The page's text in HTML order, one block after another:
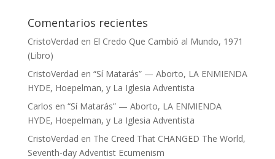
Comentarios recientes
CristoVerdad en El Credo Que Cambió al Mundo, 1971
(Libro)
CristoVerdad en “Sí Matarás” — Aborto, LA ENMIENDA
HYDE, Hoepelman, y La Iglesia Adventista
Carlos en “Sí Matarás” — Aborto, LA ENMIENDA
HYDE, Hoepelman, y La Iglesia Adventista
CristoVerdad en The Creed That CHANGED The World,
Seventh-day Adventist Ecumenism